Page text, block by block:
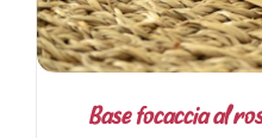
Base focaccia al